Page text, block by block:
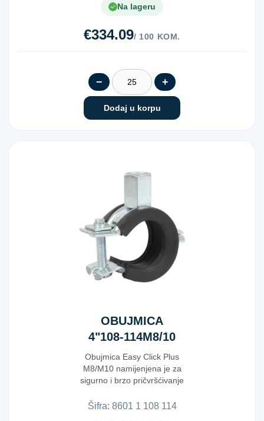
Na lageru
€334.09/ 100 KOM.
− +
Dodaj u korpu
OBUJMICA
4"108-114M8/10
Obujmica Easy Click Plus
M8/M10 namijenjena je za
sigurno i brzo pričvršćivanje
Šifra: 8​6​0​1​ ​1​ ​1​0​8​ ​1​1​4​